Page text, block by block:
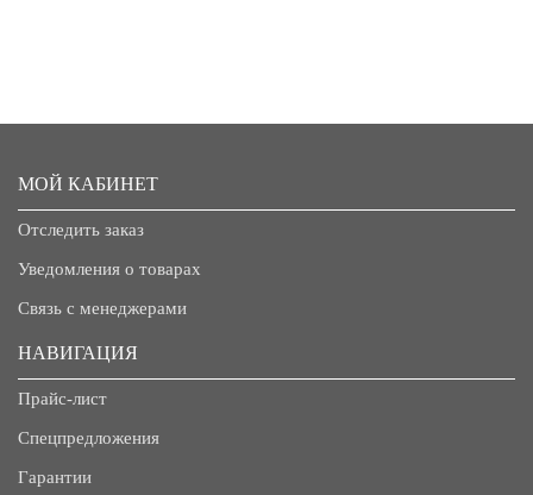
МОЙ КАБИНЕТ
Отследить заказ
Уведомления о товарах
Связь с менеджерами
НАВИГАЦИЯ
Прайс-лист
Спецпредложения
Гарантии